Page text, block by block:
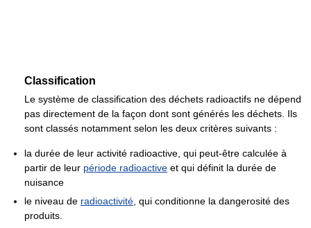
Classification
Le système de classification des déchets radioactifs ne dépend
pas directement de la façon dont sont générés les déchets. Ils
sont classés notamment selon les deux critères suivants :
la durée de leur activité radioactive, qui peut-être calculée à
partir de leur période radioactive et qui définit la durée de
nuisance
le niveau de radioactivité , qui conditionne la dangerosité des
produits.